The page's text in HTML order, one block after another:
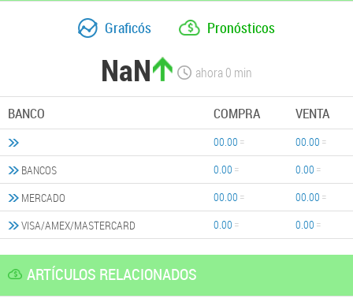
Graficós Pronósticos
NaN ahora0 min
BANCO COMPRA VENTA
00.00
00.00
BANCOS
0.00
0.00
MERCADO
00.00
00.00
VISA/AMEX/MASTERCARD
0.00 0.00
ARTÍCULOS RELACIONADOS